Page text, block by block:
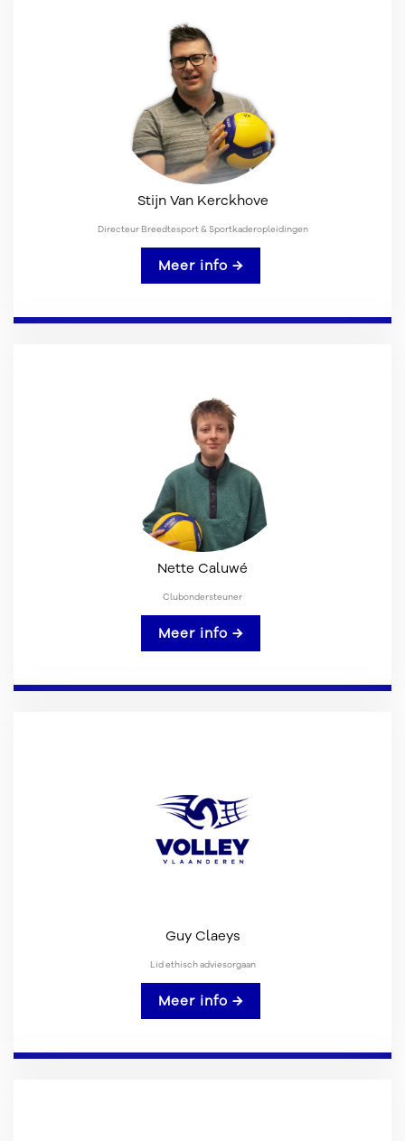
Stijn Van Kerckhove
Directeur Breedtesport & Sportkaderopleidingen
Meer info →
Nette Caluwé
Clubondersteuner
Meer info →
Guy Claeys
Lid ethisch adviesorgaan
Meer info →